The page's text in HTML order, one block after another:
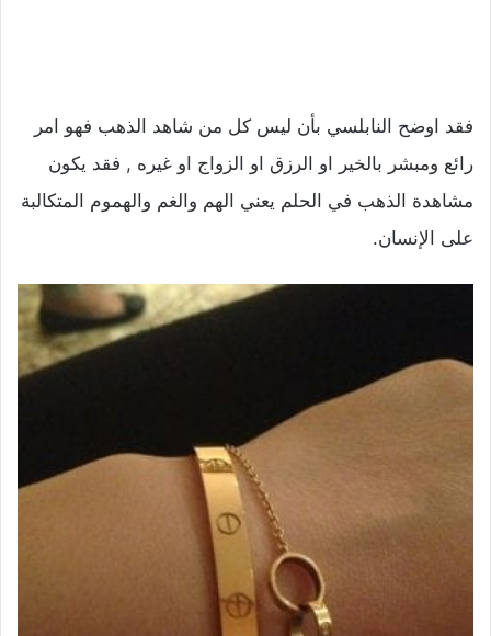
فقد اوضح النابلسي بأن ليس كل من شاهد الذهب فهو امر
رائع ومبشر بالخير او الرزق او الزواج او غيره , فقد يكون
مشاهدة الذهب في الحلم يعني الهم والغم والهموم المتكالبة
على الإنسان.